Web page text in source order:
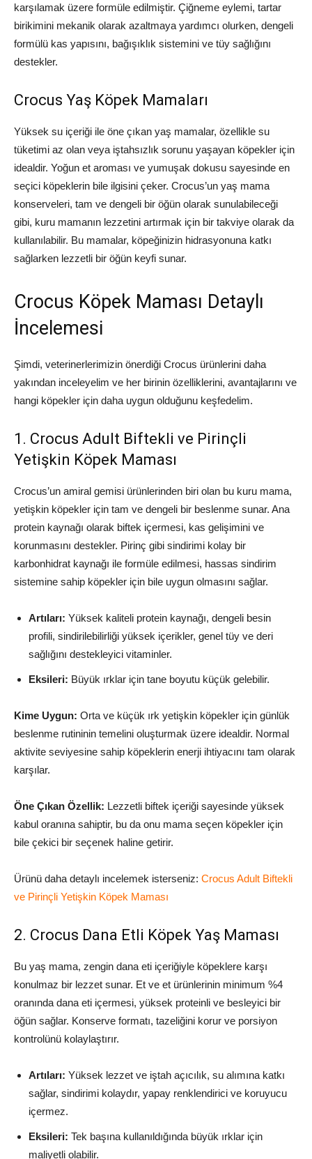
karşılamak üzere formüle edilmiştir. Çiğneme eylemi, tartar
birikimini mekanik olarak azaltmaya yardımcı olurken, dengeli
formülü kas yapısını, bağışıklık sistemini ve tüy sağlığını
destekler.
Crocus Yaş Köpek Mamaları
Yüksek su içeriği ile öne çıkan yaş mamalar, özellikle su
tüketimi az olan veya iştahsızlık sorunu yaşayan köpekler için
idealdir. Yoğun et aroması ve yumuşak dokusu sayesinde en
seçici köpeklerin bile ilgisini çeker. Crocus’un yaş mama
konserveleri, tam ve dengeli bir öğün olarak sunulabileceği
gibi, kuru mamanın lezzetini artırmak için bir takviye olarak da
kullanılabilir. Bu mamalar, köpeğinizin hidrasyonuna katkı
sağlarken lezzetli bir öğün keyfi sunar.
Crocus Köpek Maması Detaylı
İncelemesi
Şimdi, veterinerlerimizin önerdiği Crocus ürünlerini daha
yakından inceleyelim ve her birinin özelliklerini, avantajlarını ve
hangi köpekler için daha uygun olduğunu keşfedelim.
1. Crocus Adult Biftekli ve Pirinçli
Yetişkin Köpek Maması
Crocus’un amiral gemisi ürünlerinden biri olan bu kuru mama,
yetişkin köpekler için tam ve dengeli bir beslenme sunar. Ana
protein kaynağı olarak biftek içermesi, kas gelişimini ve
korunmasını destekler. Pirinç gibi sindirimi kolay bir
karbonhidrat kaynağı ile formüle edilmesi, hassas sindirim
sistemine sahip köpekler için bile uygun olmasını sağlar.
Artıları: Yüksek kaliteli protein kaynağı, dengeli besin
profili, sindirilebilirliği yüksek içerikler, genel tüy ve deri
sağlığını destekleyici vitaminler.
Eksileri: Büyük ırklar için tane boyutu küçük gelebilir.
Kime Uygun: Orta ve küçük ırk yetişkin köpekler için günlük
beslenme rutininin temelini oluşturmak üzere idealdir. Normal
aktivite seviyesine sahip köpeklerin enerji ihtiyacını tam olarak
karşılar.
Öne Çıkan Özellik: Lezzetli biftek içeriği sayesinde yüksek
kabul oranına sahiptir, bu da onu mama seçen köpekler için
bile çekici bir seçenek haline getirir.
Ürünü daha detaylı incelemek isterseniz: Crocus Adult Biftekli
ve Pirinçli Yetişkin Köpek Maması
2. Crocus Dana Etli Köpek Yaş Maması
Bu yaş mama, zengin dana eti içeriğiyle köpeklere karşı
konulmaz bir lezzet sunar. Et ve et ürünlerinin minimum %4
oranında dana eti içermesi, yüksek proteinli ve besleyici bir
öğün sağlar. Konserve formatı, tazeliğini korur ve porsiyon
kontrolünü kolaylaştırır.
Artıları: Yüksek lezzet ve iştah açıcılık, su alımına katkı
sağlar, sindirimi kolaydır, yapay renklendirici ve koruyucu
içermez.
Eksileri: Tek başına kullanıldığında büyük ırklar için
maliyetli olabilir.